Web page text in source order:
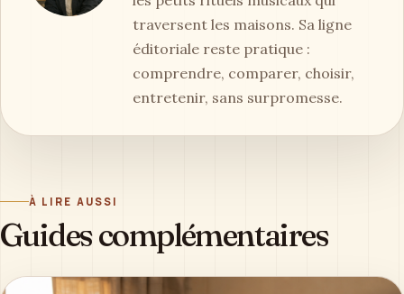
traversent les maisons. Sa ligne
éditoriale reste pratique :
comprendre, comparer, choisir,
entretenir, sans surpromesse.
À LIRE AUSSI
Guides complémentaires